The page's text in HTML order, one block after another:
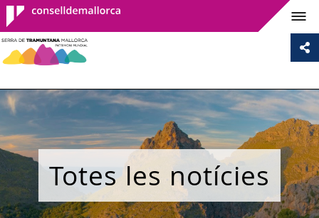
Consell de
Mallorca
Totes les notícies